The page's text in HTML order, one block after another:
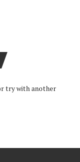
try with another